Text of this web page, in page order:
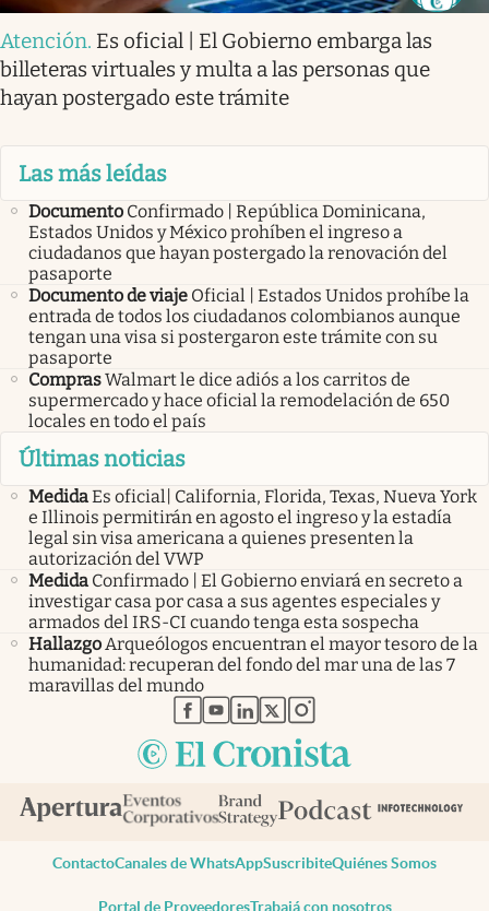
Atención. Es oficial | El Gobierno embarga las
billeteras virtuales y multa a las personas que
hayan postergado este trámite
Las más leídas
Documento Confirmado | República Dominicana,
Estados Unidos y México prohíben el ingreso a
ciudadanos que hayan postergado la renovación del
pasaporte
Documento de viaje Oficial | Estados Unidos prohíbe la
entrada de todos los ciudadanos colombianos aunque
tengan una visa si postergaron este trámite con su
pasaporte
ComprasWalmart le dice adiós a los carritos de
supermercado y hace oficial la remodelación de 650
locales en todo el país
Últimas noticias
MedidaEs oficial| California, Florida, Texas, Nueva York
e Illinois permitirán en agosto el ingreso y la estadía
legal sin visa americana a quienes presenten la
autorización del VWP
Medida Confirmado | El Gobierno enviará en secreto a
investigar casa por casa a sus agentes especiales y
armados del IRS-CI cuando tenga esta sospecha
HallazgoArqueólogos encuentran el mayor tesoro de la
humanidad: recuperan del fondo del mar una de las 7
maravillas del mundo
abre en nueva pestaña
abre en nueva pestaña
abre en nueva pestaña
abre en nueva pestaña
abre en nueva pestaña
ContactoCanales de WhatsAppSuscribiteQuiénes Somos
Portal de ProveedoresTrabajá con nosotros